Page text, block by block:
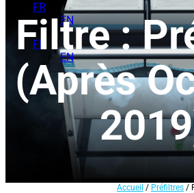
FR
EN
FR
EN
Filtre :
(Après
Accueil / Préfiltres /